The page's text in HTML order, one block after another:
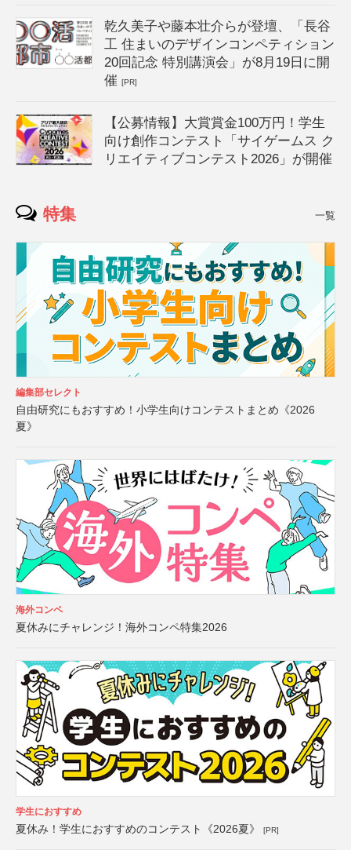
乾久美子や藤本壮介らが登壇、「長谷
工 住まいのデザインコンペティション
20回記念 特別講演会」が8月19日に開
催[PR]
【公募情報】大賞賞金100万円！学生
向け創作コンテスト「サイゲームス ク
リエイティブコンテスト2026」が開催
特集 一覧
編集部セレクト
自由研究にもおすすめ！小学生向けコンテストまとめ《2026
夏》
海外コンペ
夏休みにチャレンジ！海外コンペ特集2026
学生におすすめ
夏休み！学生におすすめのコンテスト《2026夏》 [PR]